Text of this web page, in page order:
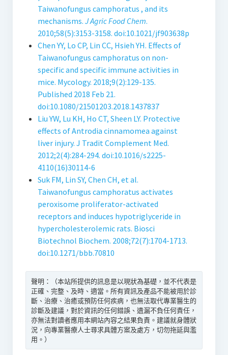
Taiwanofungus camphoratus , and its
mechanisms. J Agric Food Chem.
2010;58(5):3153-3158. doi:10.1021/jf903638p
Chen YY, Lo CP, Lin CC, Hsieh YH. Effects of
Taiwanofungus camphoratus on non-
specific and specific immune activities in
mice. Mycology. 2018;9(2):129-135.
Published 2018 Feb 21.
doi:10.1080/21501203.2018.1437837
Liu YW, Lu KH, Ho CT, Sheen LY. Protective
effects of Antrodia cinnamomea against
liver injury. J Tradit Complement Med.
2012;2(4):284-294. doi:10.1016/s2225-
4110(16)30114-6
Suk FM, Lin SY, Chen CH, et al.
Taiwanofungus camphoratus activates
peroxisome proliferator-activated
receptors and induces hypotriglyceride in
hypercholesterolemic rats. Biosci
Biotechnol Biochem. 2008;72(7):1704-1713.
doi:10.1271/bbb.70810
聲明：（本站所提供的訊息是以現狀為基礎，並不代表是
正確、完整、及時、適當。所有資訊及產品不能被用於診
斷、治療、治癒或預防任何疾病，也無法取代專業醫生的
診斷及建議，對於資訊的任何錯誤、遺漏不負任何責任，
亦無法對讀者應用本網站內容之結果負責。建議就身體狀
況，向專業醫療人士尋求具體方案及處方，切勿拖延與濫
用。）